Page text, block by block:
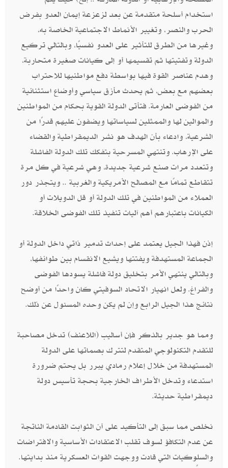
استخدام أسلحة متقدمة عن بعد لزعزعة إيمان العدو بفرض
الحرب والنصر، وتغيير الأنماط الاجتماعية الخاصة به،
وغيرها من الطرق للتأثير على العدو نفسيًا، وبالتالي تركيع
الدولة وتفتيتها ثم تقسيمها أو إلى كيانات صغيرة متحاربة،
وهدم عناصر القوة فيها بواسطة دفع مواطنيها للاحتراب
بعضهم مع بعض، ثم يحدث مأزق سياسي وأوضاع استثنائية
من الفوضى العارمة. فتأتى الدولة القوية بحكام من المواطنين
والموالين لها والممثلين لسياساتها ويضفون عليهم قدرًا من
الشرعية، وادعاء بأن الهدف هو نشر الديمقراطية والقضاء
على الإرهاب. وتنتهي المسرحية بتفكك تلك الدولة الفاشلة
وتتعدد مرات صنع شرعية جديدة، وهي شرعية في كل مرة
تتقاطع تمامًا مع المصالح الأمريكية والغربية .. ويتجذر دور
العملاء من المواطنين في تلك الدولة أو قل الدويلات أو
الكيانات باعتبارهم أهم آليات تنفيذ تلك الفوضى الخلاقة.
إذن فهذا الجيل يعتمد على إحداث تدمير ذاتي داخل الدولة أو
الجماعة المستهدفة ويفتتها ويشيع الانقسام بين طوائفها،
وبالتالي ينتهي الأمر بتخليق دولة فاشلة يسودها الفوضى
والفراغ. ولعل انهيار الاتحاد السوفيتي كان واحدًا من أوضح
نتائج هذا الجيل الرابع وإن لم يكن وحده المسئول عن ذلك.
ومما هو جدير بالذكر فإن أساليب (اللاعنف) تدخل مصاحبة
للتقدم التكنولوجي المتقدم لتترك بصماتها على الدولة
المستهدفة من خلال إعلام رمادي يبرر بل يحتم ضرورة
استدعاء وتدخل الأطراف الخارجية بحجة تأسيس دولة
ديمقراطية حديثة.
نخلص مما سبق إلى التأكيد على أن الثوابت القادمة الناتجة
عن عدم التكافؤ لسوف تقلب الاعتقادات الأساسية والافتراضات
والسلوكيات التي قادت ووجهت القوات العسكرية منذ بدايتها.